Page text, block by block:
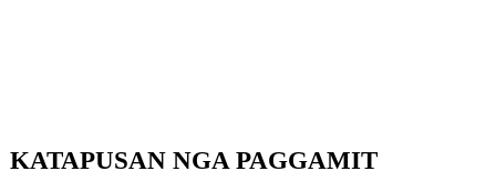
KATAPUSAN NGA PAGGAMIT